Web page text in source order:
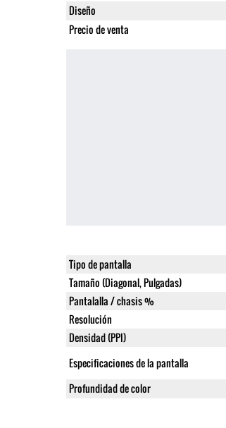
Diseño
Precio de venta
Tipo de pantalla
Tamaño (Diagonal, Pulgadas)
Pantalalla / chasis %
Resolución
Densidad (PPI)
Especificaciones de la pantalla
Profundidad de color